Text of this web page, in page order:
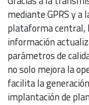
mediante GPRS y a
plataforma central,
información
parámetros de
no solo mejora la
facilita la
implantación de